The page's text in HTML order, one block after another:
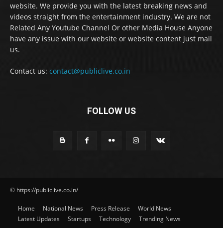
website. We provide you with the latest breaking news and
videos straight from the entertainment industry. We are not
Related Any Youtube Channel Or other Media House Anyone
have any issue with our website or website content just mail
us.
Contact us: contact@publiclive.co.in
FOLLOW US
© https://publiclive.co.in/
Home National News Press Release
World News
Latest Updates
Startups Technology Trending News